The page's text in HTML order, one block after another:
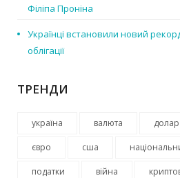
Філіпа Проніна
Українці встановили новий
облігації
ТРЕНДИ
україна валюта долар
євро сша
податки війна